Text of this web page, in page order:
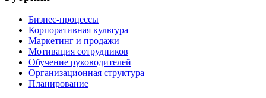
Бизнес-процессы
Корпоративная культура
Маркетинг и продажи
Мотивация сотрудников
Обучение руководителей
Организационная структура
Планирование